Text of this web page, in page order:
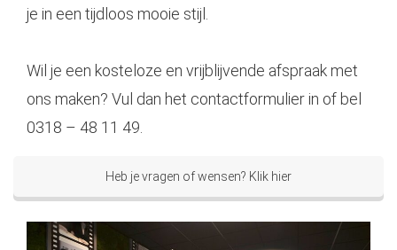
je in een tijdloos mooie stijl.
Wil je een kosteloze en vrijblijvende afspraak met
ons maken? Vul dan het contactformulier in of bel
0318 – 48 11 49.
Heb je vragen of wensen? Klik hier